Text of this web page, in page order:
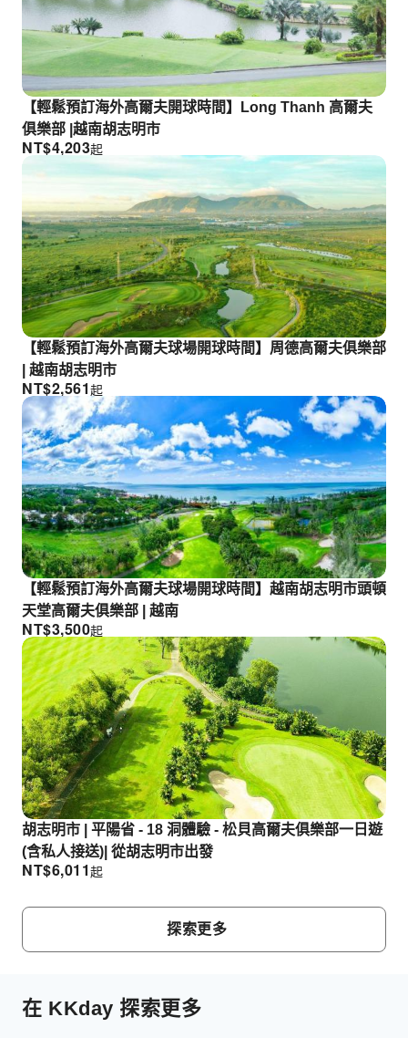
【輕鬆預訂海外高爾夫開球時間】Long Thanh 高爾夫
俱樂部 |越南胡志明市
NT$4,203起
【輕鬆預訂海外高爾夫球場開球時間】周德高爾夫俱樂部
| 越南胡志明市
NT$2,561起
【輕鬆預訂海外高爾夫球場開球時間】越南胡志明市頭頓
天堂高爾夫俱樂部 | 越南
NT$3,500起
胡志明市 | 平陽省 - 18 洞體驗 - 松貝高爾夫俱樂部一日遊
(含私人接送)| 從胡志明市出發
NT$6,011起
探索更多
在 KKday 探索更多